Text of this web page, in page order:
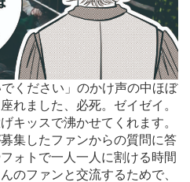
ください」のかけ声の中ほぼ
れました、必死。ゼイゼイ。
キッスで沸かせてくれます。
集したファンからの質問に答
ォトで一人一人に割ける時間
のファンと交流するためで、